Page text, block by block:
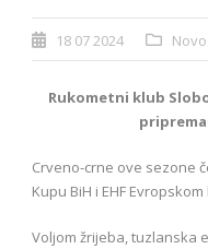
18 07 2024
Rukometni klub
Crveno-crne ove sezone
Kupu BiH i EHF
Voljom žrijeba, tuzlanska